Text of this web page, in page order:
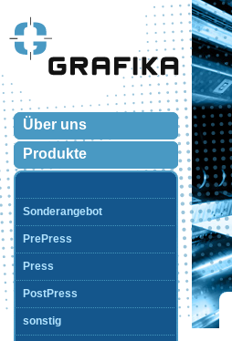
Über uns
Produkte
Sonderangebot
PrePress
Press
PostPress
sonstig